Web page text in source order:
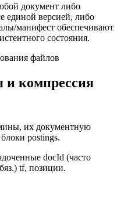
документ либо
единой версией, либо
манифест обеспечивают
состояния.
и компрессия
их документную
блоки postings.
docId (часто
tf, позиции.